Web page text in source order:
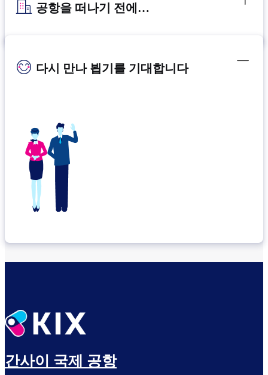
공항을 떠나기 전에…
다시 만나 뵙기를 기대합니다
간사이 국제 공항